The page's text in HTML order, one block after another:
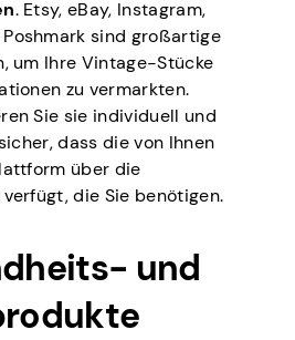
. Etsy, eBay, Instagram,
sind großartige
um Ihre Vintage-Stücke
zu vermarkten.
Sie sie individuell und
dass die von Ihnen
über die
die Sie benötigen.
und